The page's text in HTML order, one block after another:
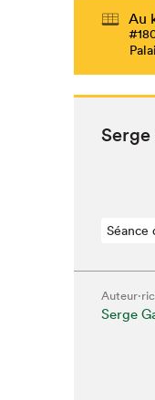
Au
Séance
Serge